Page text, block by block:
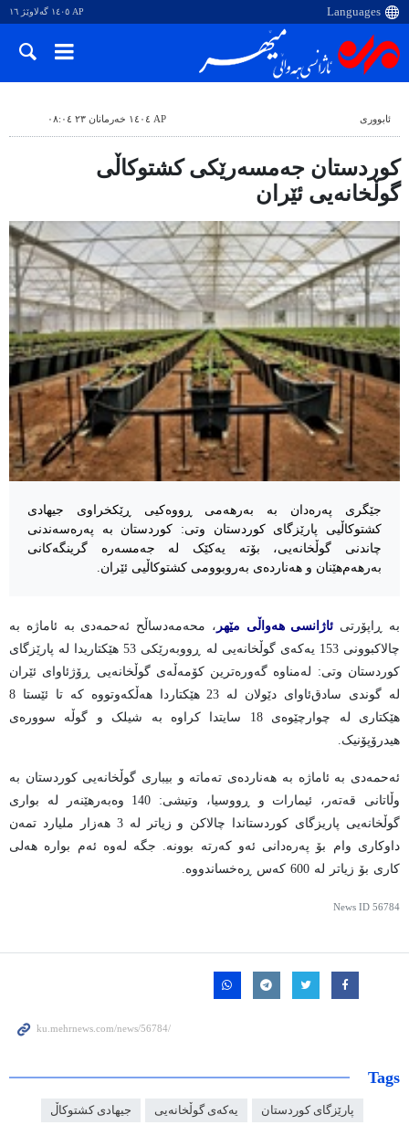
AP ١٤٠٥ گەلاوێژ ١٦
ئابووری AP ١٤٠٤ خەرمانان ٢٣ ٠٨:٠٤
کوردستان جەمسەرێکی کشتوکاڵی
گوڵخانەیی ئێران
جێگری پەرەدان بە بەرهەمی ڕووەکیی ڕێکخراوی جیهادی
کشتوکاڵیی پارێزگای کوردستان وتی: کوردستان بە پەرەسەندنی
چاندنی گوڵخانەیی، بۆتە یەکێک لە جەمسەرە گرینگەکانی
بەرهەم‌هێنان و هەناردەی بەروبوومی کشتوکاڵیی ئێران.
بە ڕاپۆرتی ئاژانسی هەواڵی مێهر ، محەمەدساڵح ئەحمەدی بە ئاماژە بە
چالاکبوونی 153 یەکەی گوڵخانەیی لە ڕووبەرێکی 53 هێکتاریدا لە پارێزگای
کوردستان وتی: لەمناوە گەورەترین کۆمەڵەی گوڵخانەیی ڕۆژئاوای ئێران
لە گوندی سادق‌ئاوای دێولان لە 23 هێکتاردا هەڵکەوتووە کە تا ئێستا 8
هێکتاری لە چوارچێوەی 18 سایتدا کراوە بە شیلک و گوڵە سوورەی
هیدرۆپۆنیک.
ئەحمەدی بە ئاماژە بە هەناردەی تەماتە و بیباری گوڵخانەیی کوردستان بە
وڵاتانی قەتەر، ئیمارات و ڕووسیا، وتیشی: 140 وەبەرهێنەر لە بواری
گوڵخانەیی پاریزگای کوردستاندا چالاکن و زیاتر لە 3 هەزار ملیارد تمەن
داوکاری وام بۆ پەرەدانی ئەو کەرتە بوونە. جگە لەوە ئەم بوارە هەلی
کاری بۆ زیاتر لە 600 کەس ڕەخساندووە.
News ID 56784
Tags
پارێزگای کوردستان یەکەی گوڵخانەیی جیهادی کشتوکاڵ